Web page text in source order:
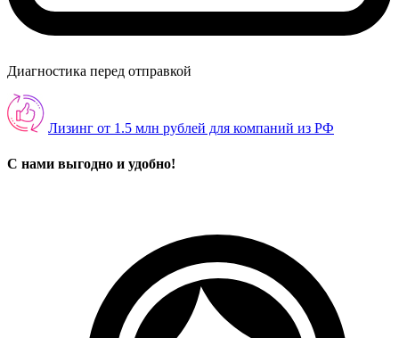
Диагностика перед отправкой
Лизинг от 1.5 млн рублей для компаний из РФ
С нами выгодно и удобно!